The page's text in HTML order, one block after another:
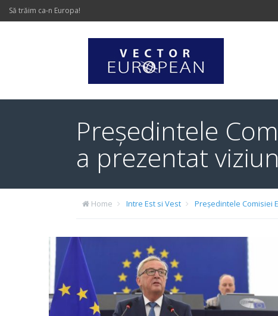
Să trăim ca-n Europa!
Președintele
a prezentat
Home Intre Est si Vest Președintele Comisiei